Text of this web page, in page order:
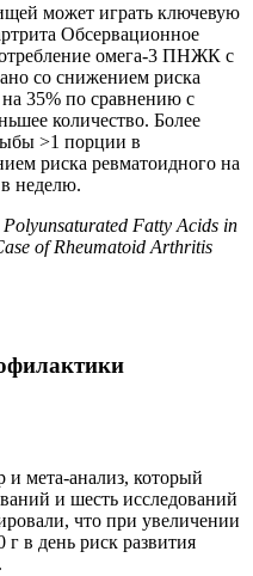
может играть ключевую
Обсервационное
омега-3 ПНЖК с
со снижением риска
на 35% по сравнению с
количество. Более
>1 порции в
риска ревматоидного на
неделю.
Fatty Acids in
of Rheumatoid Arthritis
и мета-анализ, который
и шесть исследований
что при увеличении
в день риск развития